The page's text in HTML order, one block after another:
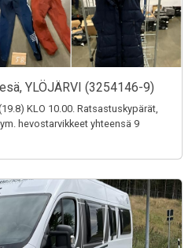
YLÖJÄRVI (3254146-9)
KLO 10.00. Ratsastuskypärät,
hevostarvikkeet yhteensä 9